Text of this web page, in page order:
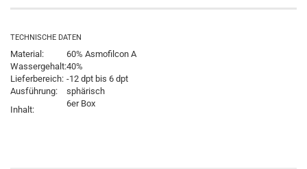
TECHNISCHE DATEN
Material:
60% Asmofilcon A
Wassergehalt:40%
Lieferbereich: -12 dpt bis 6 dpt
Ausführung:
sphärisch
Inhalt:
6er Box